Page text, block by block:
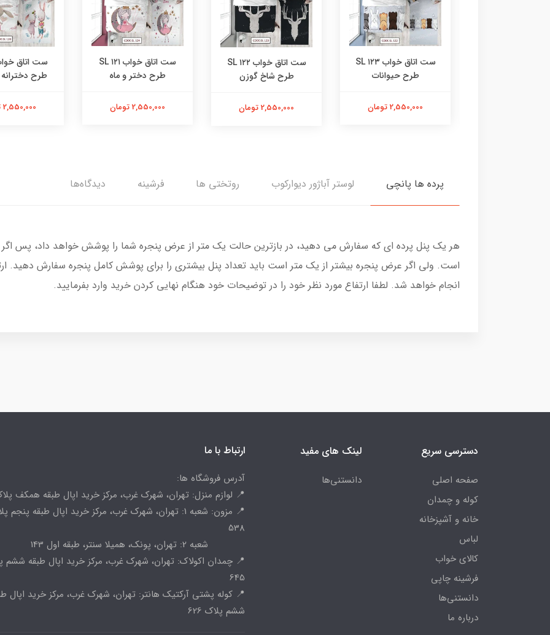
ست اتاق خواب ۱۲۳ SL
طرح حیوانات
2,550,000 تومان
ست اتاق خواب ۱۲۲ SL
طرح شاخ گوزن
2,550,000 تومان
ست اتاق خواب ۱۲۱ SL
طرح دختر و ماه
2,550,000 تومان
طرح
2,550,000 تومان
پرده ها پانچی لوستر آباژور دیوارکوب روتختی ها فرشینه دیدگاه‌ها
هر یک پنل پرده ای که سفارش می دهید، در بازترین حالت یک متر از عرض پنجره شما را پوشش خواهد داد، پس
است. ولی اگر عرض پنجره بیشتر از یک متر است باید تعداد پنل بیشتری را برای پوشش کامل پنجره سفارش دهید.
انجام خواهد شد. لطفا ارتفاع مورد نظر خود را در توضیحات خود هنگام نهایی کردن خرید وارد بفرمایید.
دسترسی سریع
صفحه اصلی
کوله و چمدان
خانه و آشپزخانه
لباس
کالای خواب
فرشینه چاپی
دانستنی‌ها
درباره ما
لینک های مفید
دانستنی‌ها
ارتباط با ما
آدرس فروشگاه ها:
📍 لوازم منزل: تهران، شهرک غرب، مرکز خرید اپال طبقه همکف پلاک
📍 مزون: شعبه 1: تهران، شهرک غرب، مرکز خرید اپال طبقه پنجم
538
شعبه 2: تهران، پونک، همیلا سنتر، طبقه اول 143
📍 چمدان اکولاک: تهران، شهرک غرب، مرکز خرید اپال طبقه ششم
645
📍 کوله پشتی آرکتیک هانتر: تهران، شهرک غرب، مرکز خرید اپال
ششم پلاک 626